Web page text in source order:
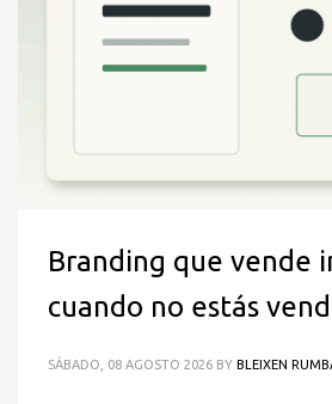
Branding que vende
cuando no estás
SÁBADO, 08 AGOSTO 2026 BY BLEIXEN